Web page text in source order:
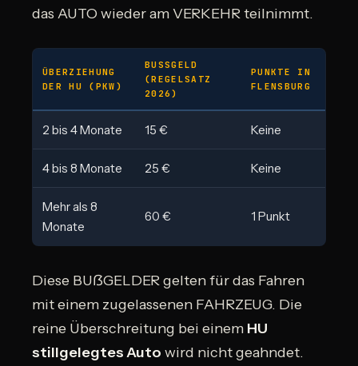
das AUTO wieder am VERKEHR teilnimmt.
ÜBERZIEHUNG
DER HU (PKW)
BUSSGELD (
REGELSATZ 2
026)
PUNKTE IN
FLENSBURG
2 bis 4 Monate 15 € Keine
4 bis 8 Monate 25 € Keine
Mehr als 8
Monate
60 € 1 Punkt
Diese BUẞGELDER gelten für das Fahren
mit einem zugelassenen FAHRZEUG. Die
reine Überschreitung bei einem HU
stillgelegtes Auto wird nicht geahndet.